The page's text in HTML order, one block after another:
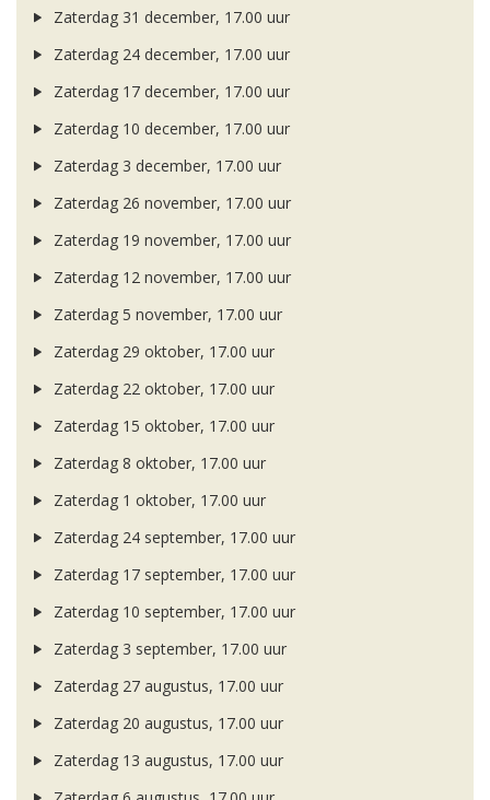
Zaterdag 31 december, 17.00 uur
Zaterdag 24 december, 17.00 uur
Zaterdag 17 december, 17.00 uur
Zaterdag 10 december, 17.00 uur
Zaterdag 3 december, 17.00 uur
Zaterdag 26 november, 17.00 uur
Zaterdag 19 november, 17.00 uur
Zaterdag 12 november, 17.00 uur
Zaterdag 5 november, 17.00 uur
Zaterdag 29 oktober, 17.00 uur
Zaterdag 22 oktober, 17.00 uur
Zaterdag 15 oktober, 17.00 uur
Zaterdag 8 oktober, 17.00 uur
Zaterdag 1 oktober, 17.00 uur
Zaterdag 24 september, 17.00 uur
Zaterdag 17 september, 17.00 uur
Zaterdag 10 september, 17.00 uur
Zaterdag 3 september, 17.00 uur
Zaterdag 27 augustus, 17.00 uur
Zaterdag 20 augustus, 17.00 uur
Zaterdag 13 augustus, 17.00 uur